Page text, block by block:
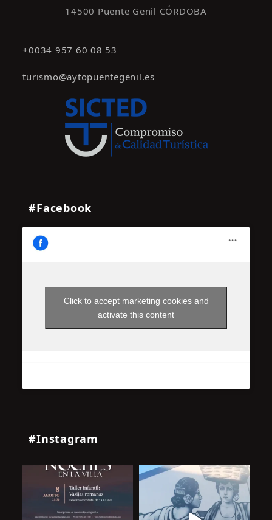
14500 Puente Genil CÓRDOBA
+0034 957 60 08 53
turismo@aytopuentegenil.es
#Facebook
Click to accept marketing cookies and
activate this content
#Instagram